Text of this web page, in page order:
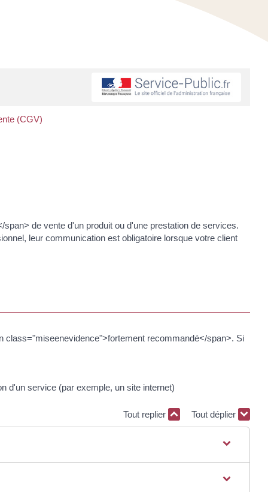
(CGV)
de vente d'un produit ou d'une prestation de services.
leur communication est obligatoire lorsque votre client
class="miseenevidence">fortement recommandé</span>. Si
d'un service (par exemple, un site internet)
Tout replier Tout déplier